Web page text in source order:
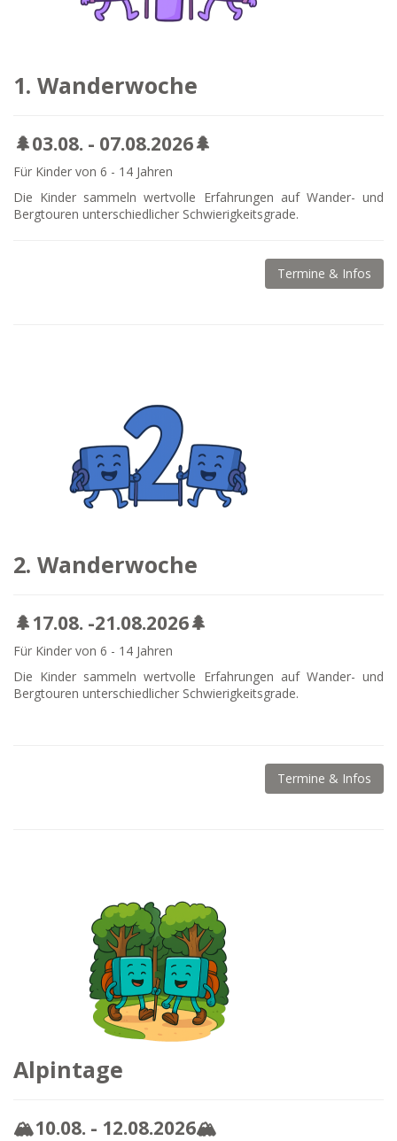
1. Wanderwoche
🌲03.08. - 07.08.2026🌲
Für Kinder von 6 - 14 Jahren
Die Kinder sammeln wertvolle Erfahrungen auf Wander- und
Bergtouren unterschiedlicher Schwierigkeitsgrade.
Termine & Infos
2. Wanderwoche
🌲17.08. -21.08.2026🌲
Für Kinder von 6 - 14 Jahren
Die Kinder sammeln wertvolle Erfahrungen auf Wander- und
Bergtouren unterschiedlicher Schwierigkeitsgrade.
Termine & Infos
Alpintage
🏔️10.08. - 12.08.2026🏔️